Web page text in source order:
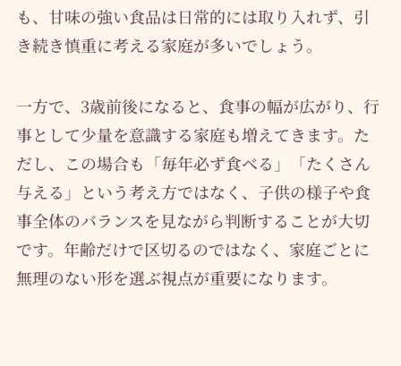
も、甘味の強い食品は日常的には取り入れず、引
き続き慎重に考える家庭が多いでしょう。
一方で、3歳前後になると、食事の幅が広がり、行
事として少量を意識する家庭も増えてきます。た
だし、この場合も「毎年必ず食べる」「たくさん
与える」という考え方ではなく、子供の様子や食
事全体のバランスを見ながら判断することが大切
です。年齢だけで区切るのではなく、家庭ごとに
無理のない形を選ぶ視点が重要になります。